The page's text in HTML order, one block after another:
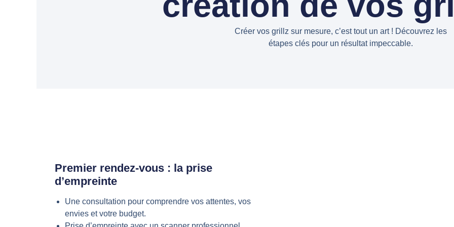
Créer vos grillz sur mesure, c’est tout un art ! Découvrez les
étapes clés pour un résultat impeccable.
Premier rendez-vous : la prise
d’empreinte
Une consultation pour comprendre vos attentes, vos
envies et votre budget.